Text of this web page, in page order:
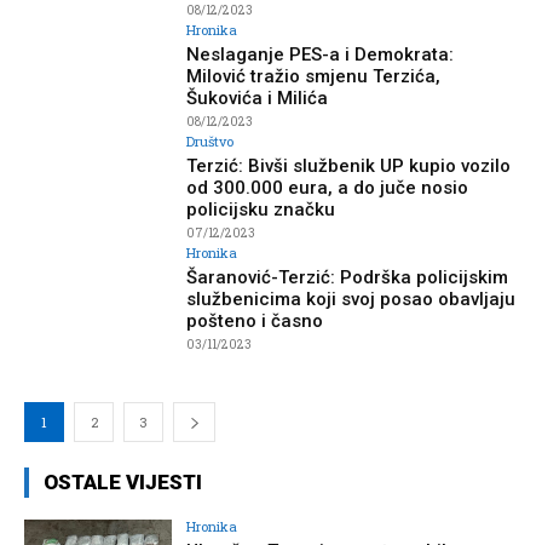
08/12/2023
Hronika
Neslaganje PES-a i Demokrata:
Milović tražio smjenu Terzića,
Šukovića i Milića
08/12/2023
Društvo
Terzić: Bivši službenik UP kupio vozilo
od 300.000 eura, a do juče nosio
policijsku značku
07/12/2023
Hronika
Šaranović-Terzić: Podrška policijskim
službenicima koji svoj posao obavljaju
pošteno i časno
03/11/2023
1 2 3
OSTALE VIJESTI
Hronika